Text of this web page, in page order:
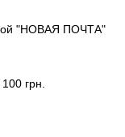
"НОВАЯ ПОЧТА"
грн.